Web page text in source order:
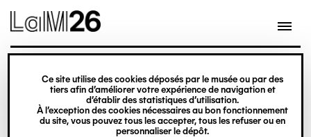
Gestion des cookies
Ce site utilise des cookies déposés par le musée ou par des
tiers afin d’améliorer votre expérience de navigation et
d’établir des statistiques d’utilisation.
À l’exception des cookies nécessaires au bon fonctionnement
du site, vous pouvez tous les accepter, tous les refuser ou en
personnaliser le dépôt.
contenu